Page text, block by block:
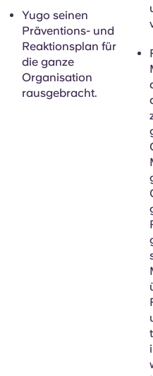
Yugo seinen
Präventions- und
Reaktionsplan für
die ganze
Organisation
rausgebracht.